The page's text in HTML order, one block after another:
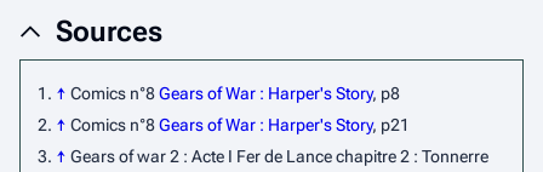
Sources
↑ Comics n°8Gears of War : Harper's Story, p8
↑ Comics n°8Gears of War : Harper's Story, p21
↑ Gears of war 2 : Acte I Fer de Lance chapitre 2 : Tonnerre